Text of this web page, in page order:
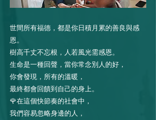
世間所有福德，都是你日積月累的善良與感
恩。
樹高千丈不忘根，人若風光需感恩。
生命是一種回聲，當你常念別人的好，
你會發現，所有的溫暖，
最終都會回饋到自己的身上。
🌹在這個快節奏的社會中，
我們容易忽略身邊的人，